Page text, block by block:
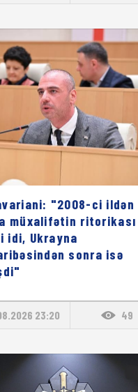
"2008-ci ildən
müxalifətin ritorikası
idi, Ukrayna
sonra isə
23:20 49